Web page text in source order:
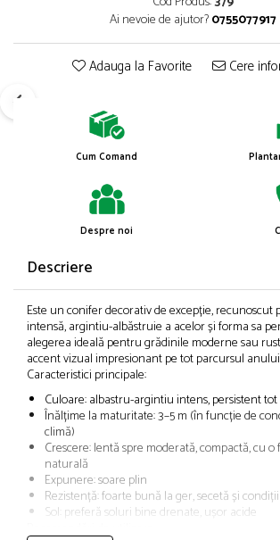
Ai nevoie de ajutor?0755077917
Adauga la Favorite Cere
Cum Comand
Despre noi
Descriere
Este un conifer decorativ de excepție,
intensă, argintiu-albăstruie a acelor și forma sa
alegerea ideală pentru grădinile moderne sau
accent vizual impresionant pe tot parcursul
Caracteristici principale:
Culoare: albastru-argintiu intens, persistent
Înălțime la maturitate: 3–5 m (în funcție de
climă)
Crescere: lentă spre moderată, compactă, cu
naturală
Expunere: soare plin
Rezistență: foarte bună la ger, secetă și
Sol: preferă soluri bine drenate, ușor acide